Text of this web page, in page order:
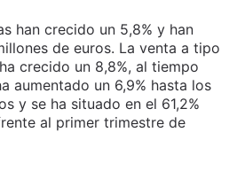
han crecido un 5,8% y han
de euros. La venta a tipo
crecido un 8,8%, al tiempo
aumentado un 6,9% hasta los
y se ha situado en el 61,2%
al primer trimestre de